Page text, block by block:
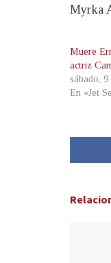
Myrka
Muere
actriz
sábado,
En «Jet